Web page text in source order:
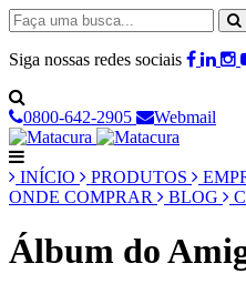
Siga nossas redes sociais
0800-642-2905 Webmail
INÍCIO PRODUTOS
ONDE COMPRAR
BLOG
Álbum do